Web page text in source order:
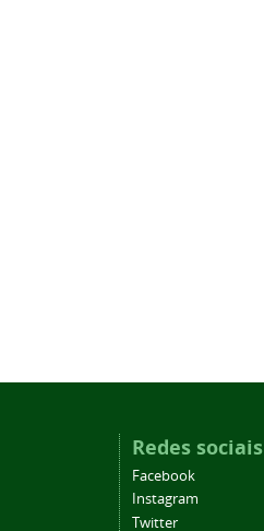
Redes sociais
Facebook
Instagram
Twitter